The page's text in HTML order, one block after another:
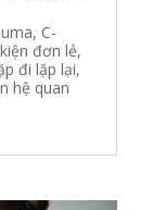
C-
đơn lẻ,
đi lặp lại,
hệ quan